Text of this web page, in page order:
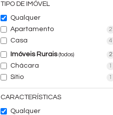
TIPO DE IMÓVEL
Qualquer
Apartamento
2
Casa 4
Imóveis Rurais(todos) 2
Chácara 1
Sítio 1
CARACTERÍSTICAS
Qualquer